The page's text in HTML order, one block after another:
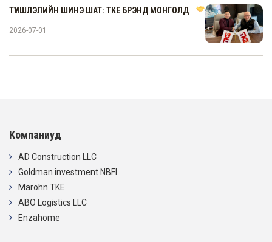
ТҮНШЛЭЛИЙН ШИНЭ ШАТ: TKE БРЭНД МОНГОЛД
2026-07-01
Компаниуд
AD Construction LLC
Goldman investment NBFI
Marohn TKE
ABO Logistics LLC
Enzahome